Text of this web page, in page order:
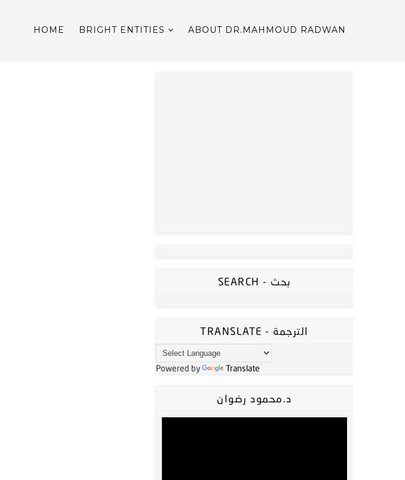
HOME BRIGHT ENTITIES ABOUT DR.MAHMOUD RADWAN
SEARCH - بحث
TRANSLATE - الترجمة
Powered by Translate
د.محمود رضوان